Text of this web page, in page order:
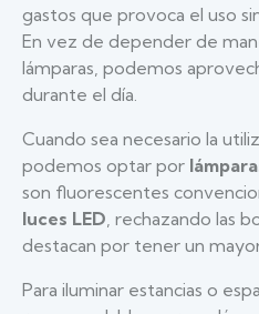
gastos que provoca el uso
En vez de depender de
lámparas, podemos
durante el día.
Cuando sea necesario la
podemos optar por
son fluorescentes
luces LED , rechazando las
destacan por tener un
Para iluminar estancias o